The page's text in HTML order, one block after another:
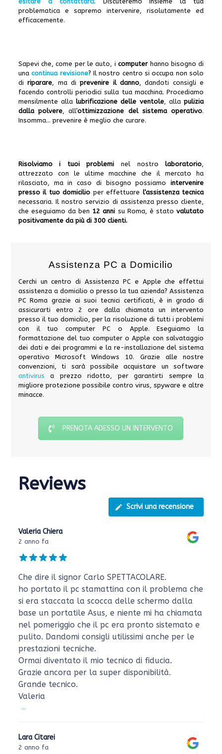
problematica e sapremo intervenire, risolutamente ed
efficacemente.
Sapevi che, come per le auto, icomputerhanno bisogno di
unacontinua revisione? Il nostro centro si occupa non solo
diriparare, ma diprevenire il danno, dandoti consigli e
facendo controlli periodici sulla tua macchina. Procediamo
mensilmente allalubrificazione delle ventole, allapulizia
dalla polvere, all’ottimizzazione del sistema operativo.
Insomma… prevenire è meglio che curare.
Risolviamo i tuoi problemi nel nostrolaboratorio,
attrezzato con le ultime macchine che il mercato ha
rilasciato, ma in caso di bisogno possiamointervenire
presso il tuo domicilio per effettuare l’assistenza tecnica
necessaria. Il nostro servizio di assistenza presso cliente,
che eseguiamo da ben 12 anni su Roma, è statovalutato
positivamente da più di 300 clienti.
Assistenza PC a Domicilio
Cerchi un centro di Assistenza PC e Apple che effettui
assistenza a domicilio o presso la tua azienda? Assistenza
PC Roma grazie ai suoi tecnici certificati, è in grado di
assicurarti entro 2 ore dalla chiamata un intervento
presso il tuo domicilio, per la risoluzione di tutti i problemi
con il tuo computer PC o Apple. Eseguiamo la
formattazione del tuo computer o Apple con salvataggio
dei dati e dei programmi e la re-installazione del sistema
operativo Microsoft Windows 10. Grazie alle nostre
convenzioni, ti sarà possibile acquistare un software
antivirus a prezzo ridotto, per garantirti sempre la
migliore protezione possibile contro virus, spyware e altre
minacce.
PRENOTA ADESSO UN INTERVENTO
Reviews
Scrivi una recensione
Valeria Chiera
2 anno fa
Che dire il signor Carlo SPETTACOLARE.
ho portato il pc stamattina con il problema che
si era staccata la scocca delle schermo dalla
base un portatile Asus, e niente mi ha chiamata
nel pomeriggio che il pc era pronto sistemato e
pulito. Dandomi consigli utilissimi anche per le
prestazioni tecniche.
Ormai diventato il mio tecnico di fiducia.
Grazie ancora per la super disponibilità.
Grande tecnico.
Valeria
...
Lara Citarei
2 anno fa